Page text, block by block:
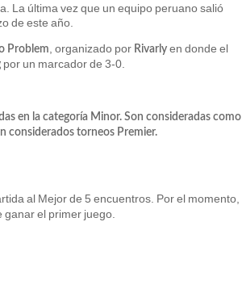
La última vez que un equipo peruano salió
de este año.
Problem, organizado por Rivarly en donde el
por un marcador de 3-0.
en la categoría Minor. Son consideradas como
considerados torneos Premier.
al Mejor de 5 encuentros. Por el momento,
el primer juego.